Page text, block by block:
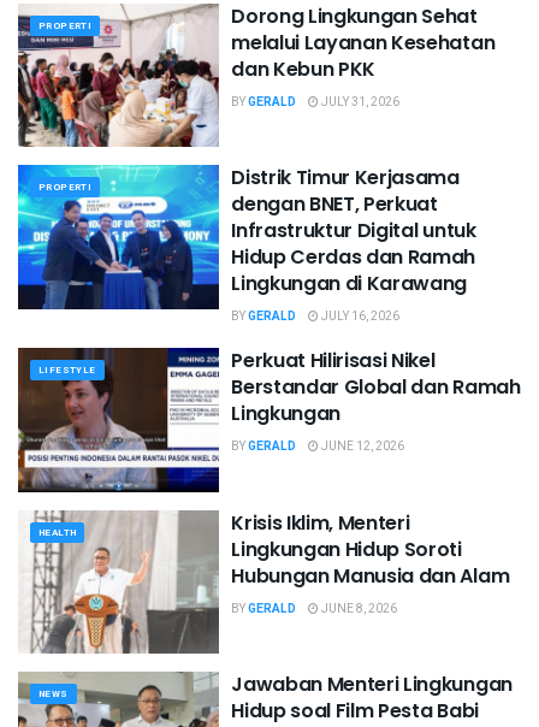
PROPERTI
Dorong Lingkungan Sehat
melalui Layanan Kesehatan
dan Kebun PKK
BYGERALD JULY 31, 2026
PROPERTI
Distrik Timur Kerjasama
dengan BNET, Perkuat
Infrastruktur Digital untuk
Hidup Cerdas dan Ramah
Lingkungan di Karawang
BYGERALD JULY 16, 2026
LIFESTYLE
Perkuat Hilirisasi Nikel
Berstandar Global dan Ramah
Lingkungan
BYGERALD JUNE 12, 2026
HEALTH
Krisis Iklim, Menteri
Lingkungan Hidup Soroti
Hubungan Manusia dan Alam
BYGERALD JUNE 8, 2026
NEWS
Jawaban Menteri Lingkungan
Hidup soal Film Pesta Babi